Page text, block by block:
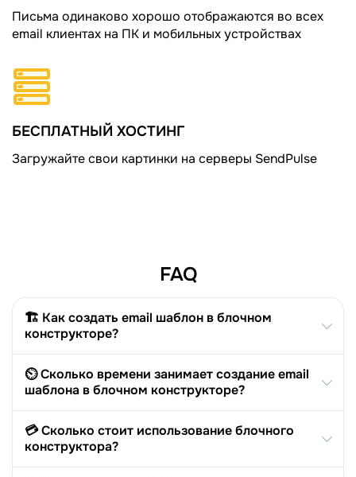
Письма одинаково хорошо отображаются во всех
email клиентах на ПК и мобильных устройствах
БЕСПЛАТНЫЙ ХОСТИНГ
Загружайте свои картинки на серверы SendPulse
FAQ
🏗️ Как создать email шаблон в блочном
конструкторе?
⏲️ Сколько времени занимает создание email
шаблона в блочном конструкторе?
💳 Сколько стоит использование блочного
конструктора?